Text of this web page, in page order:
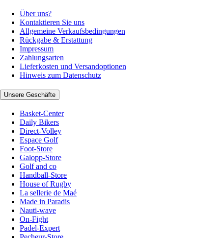
Über uns?
Kontaktieren Sie uns
Allgemeine Verkaufsbedingungen
Rückgabe & Erstattung
Impressum
Zahlungsarten
Lieferkosten und Versandoptionen
Hinweis zum Datenschutz
Unsere Geschäfte
Basket-Center
Daily Bikers
Direct-Volley
Espace Golf
Foot-Store
Galopp-Store
Golf and co
Handball-Store
House of Rugby
La sellerie de Maé
Made in Paradis
Nauti-wave
On-Fight
Padel-Expert